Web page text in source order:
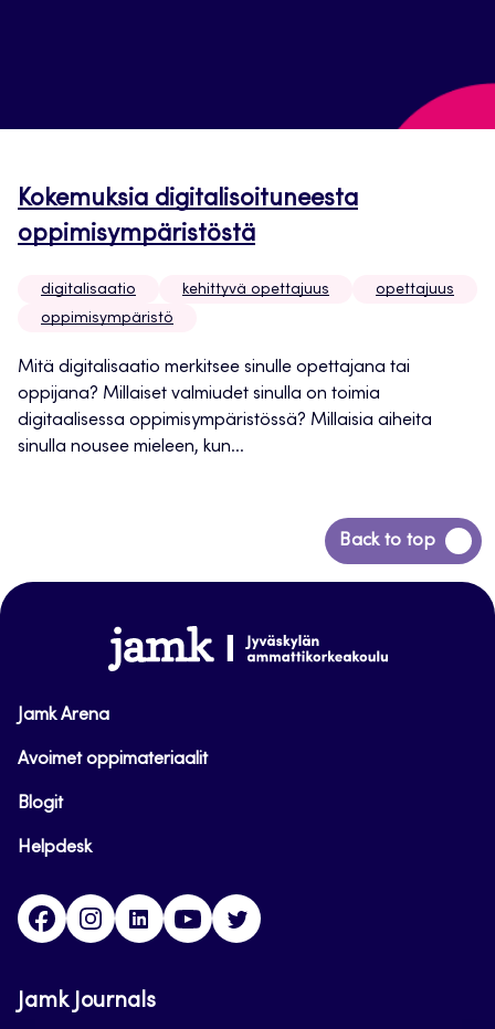
Kokemuksia digitalisoituneesta
oppimisympäristöstä
digitalisaatio kehittyvä opettajuus
opettajuus
oppimisympäristö
Mitä digitalisaatio merkitsee sinulle opettajana tai
oppijana? Millaiset valmiudet sinulla on toimia
digitaalisessa oppimisympäristössä? Millaisia aiheita
sinulla nousee mieleen, kun...
Back to top
Siirry
takaisin
www.jamk.fi
Jamk Arena
Avoimet oppimateriaalit
Blogit
Helpdesk
FacebookInstagram
LinkedInYoutube
Jamk Journals